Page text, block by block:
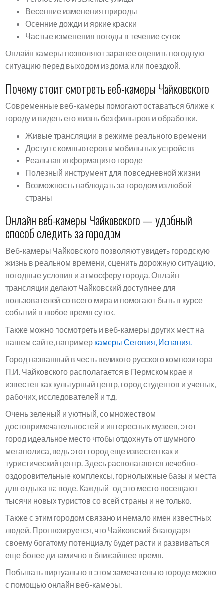
Весенние изменения природы
Осенние дожди и яркие краски
Частые изменения погоды в течение суток
Онлайн камеры позволяют заранее оценить погодную
ситуацию перед выходом из дома или поездкой.
Почему стоит смотреть веб-камеры Чайковского
Современные веб-камеры помогают оставаться ближе к
городу и видеть его жизнь без фильтров и обработки.
Живые трансляции в режиме реального времени
Доступ с компьютеров и мобильных устройств
Реальная информация о городе
Полезный инструмент для повседневной жизни
Возможность наблюдать за городом из любой
страны
Онлайн веб-камеры Чайковского — удобный
способ следить за городом
Веб-камеры Чайковского позволяют увидеть городскую
жизнь в реальном времени, оценить дорожную ситуацию,
погодные условия и атмосферу города. Онлайн
трансляции делают Чайковский доступнее для
пользователей со всего мира и помогают быть в курсе
событий в любое время суток.
Также можно посмотреть и веб-камеры других мест на
нашем сайте, например камеры Сеговия, Испания.
Город названный в честь великого русского композитора
П.И. Чайковского располагается в Пермском крае и
известен как культурный центр, город студентов и ученых,
рабочих, исследователей и т.д.
Очень зеленый и уютный, со множеством
достопримечательностей и интересных музеев, этот
город идеальное место чтобы отдохнуть от шумного
мегаполиса, ведь этот город еще известен как и
туристический центр. Здесь располагаются лечебно-
оздоровительные комплексы, горнолыжные базы и места
для отдыха на воде. Каждый год это место посещают
тысячи новых туристов со всей страны и не только.
Также с этим городом связано и немало имен известных
людей. Прогнозируется, что Чайковский благодаря
своему богатому потенциалу будет расти и развиваться
еще более динамично в ближайшее время.
Побывать виртуально в этом замечательно городе можно
с помощью онлайн веб-камеры.